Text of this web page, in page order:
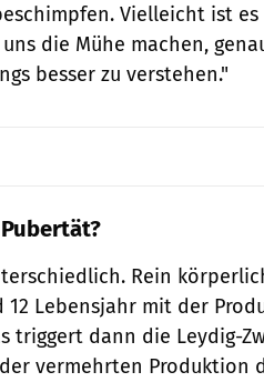
Vielleicht ist
die Mühe machen,
besser zu verstehen."
Rein
Lebensjahr mit der
triggert dann die Leydig-
vermehrten Produktion